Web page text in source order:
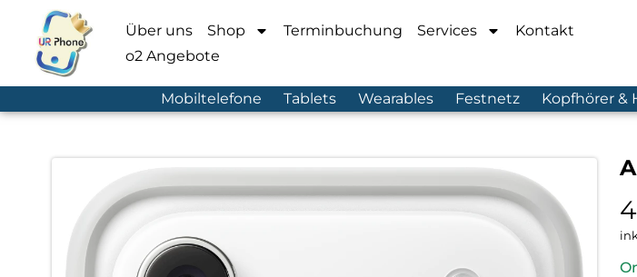
Über uns Shop Terminbuchung Services
Kontakt
o2 Angebote
Mobiltelefone Tablets Wearables Festnetz Kopfhörer &